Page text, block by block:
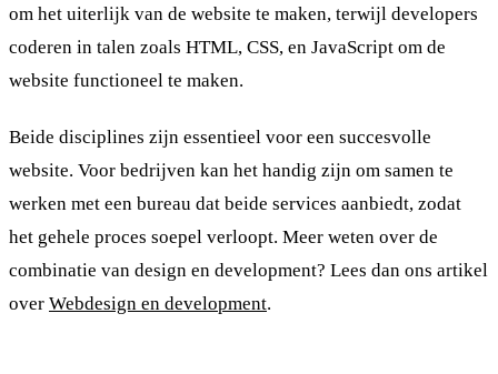
om het uiterlijk van de website te maken, terwijl developers
coderen in talen zoals HTML, CSS, en JavaScript om de
website functioneel te maken.
Beide disciplines zijn essentieel voor een succesvolle
website. Voor bedrijven kan het handig zijn om samen te
werken met een bureau dat beide services aanbiedt, zodat
het gehele proces soepel verloopt. Meer weten over de
combinatie van design en development? Lees dan ons artikel
over Webdesign en development.